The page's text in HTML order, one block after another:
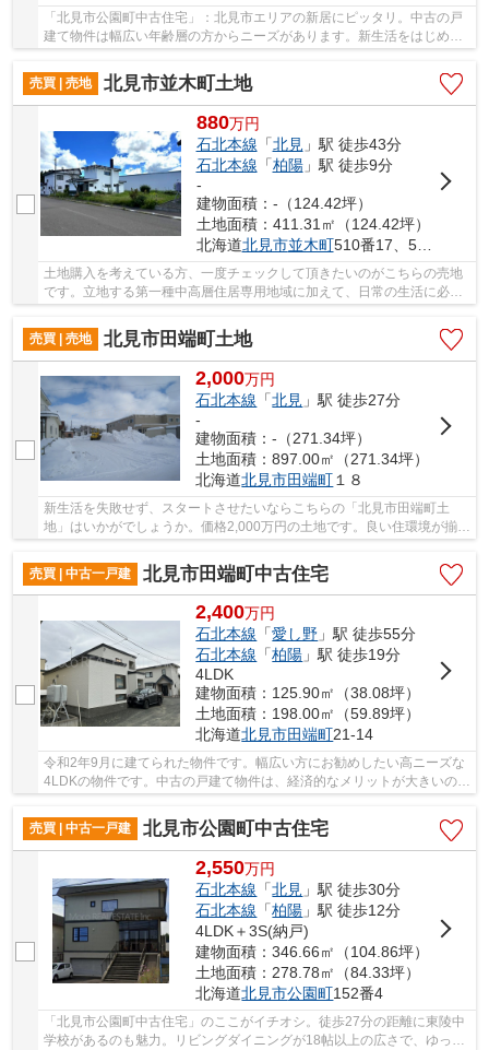
「北見市公園町中古住宅」：北見市エリアの新居にピッタリ。中古の戸
建て物件は幅広い年齢層の方からニーズがあります。新生活をはじめる
売買 | 売地
北見市並木町土地
880万円
石北本線 「北見 」駅 徒歩43分
石北本線 「柏陽」駅 徒歩9分
-
建物面積：-（124.42坪）
土地面積：411.31㎡（124.42坪）
北海道北見市並木町510番17、510番18
土地購入を考えている方、一度チェックして頂きたいのがこちらの売地
です。立地する第一種中高層住居専用地域に加えて、日常の生活に必要
な施設の立地が認められているのが、第二種中...
売買 | 売地
北見市田端町土地
2,000万円
石北本線 「北見 」駅 徒歩27分
-
建物面積：-（271.34坪）
土地面積：897.00㎡（271.34坪）
北海道北見市田端町 １８
新生活を失敗せず、スタートさせたいならこちらの「北見市田端町土
地」はいかがでしょうか。価格2,000万円の土地です。良い住環境が揃
い、ニーズが高い北見市エリアの土地探しはぜひ当...
売買 | 中古一戸建
北見市田端町中古住宅
2,400万円
石北本線 「愛し野 」駅 徒歩55分
石北本線 「柏陽 」駅 徒歩19分
4LDK
建物面積：125.90㎡（38.08坪）
土地面積：198.00㎡（59.89坪）
北海道北見市田端町21-14
令和2年9月に建てられた物件です。幅広い方にお勧めしたい高ニーズな
4LDKの物件です。中古の戸建て物件は、経済的なメリットが大きいのが
売買 | 中古一戸建
北見市公園町中古住宅
2,550万円
石北本線 「北見 」駅 徒歩30分
石北本線 「柏陽 」駅 徒歩12分
4LDK＋3S(納戸)
建物面積：346.66㎡（104.86坪）
土地面積：278.78㎡（84.33坪）
北海道北見市公園町152番4
「北見市公園町中古住宅」のここがイチオシ。徒歩27分の距離に東陵中
学校があるのも魅力。リビングダイニングが18帖以上の広さで、ゆった